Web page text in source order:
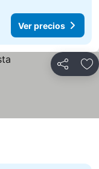
Ver precios
Compartir